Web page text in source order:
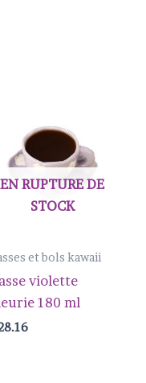
EN RUPTURE DE
STOCK
et bols kawaii
violette
180 ml